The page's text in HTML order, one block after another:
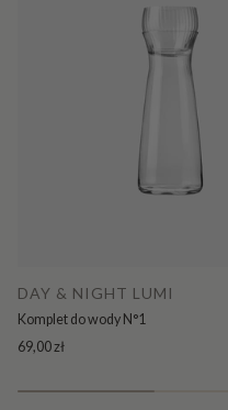
DAY & NIGHT LUMI
Komplet do wody N°1
69,00 zł